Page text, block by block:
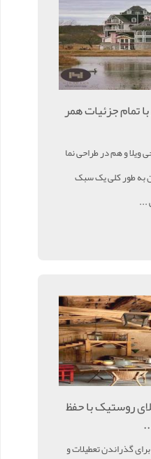
تمام جزئیات همر
و هم در طراحی نما
به طور کلی یک سبک
...
روستیک با حفظ
گذراندن تعطیلات و